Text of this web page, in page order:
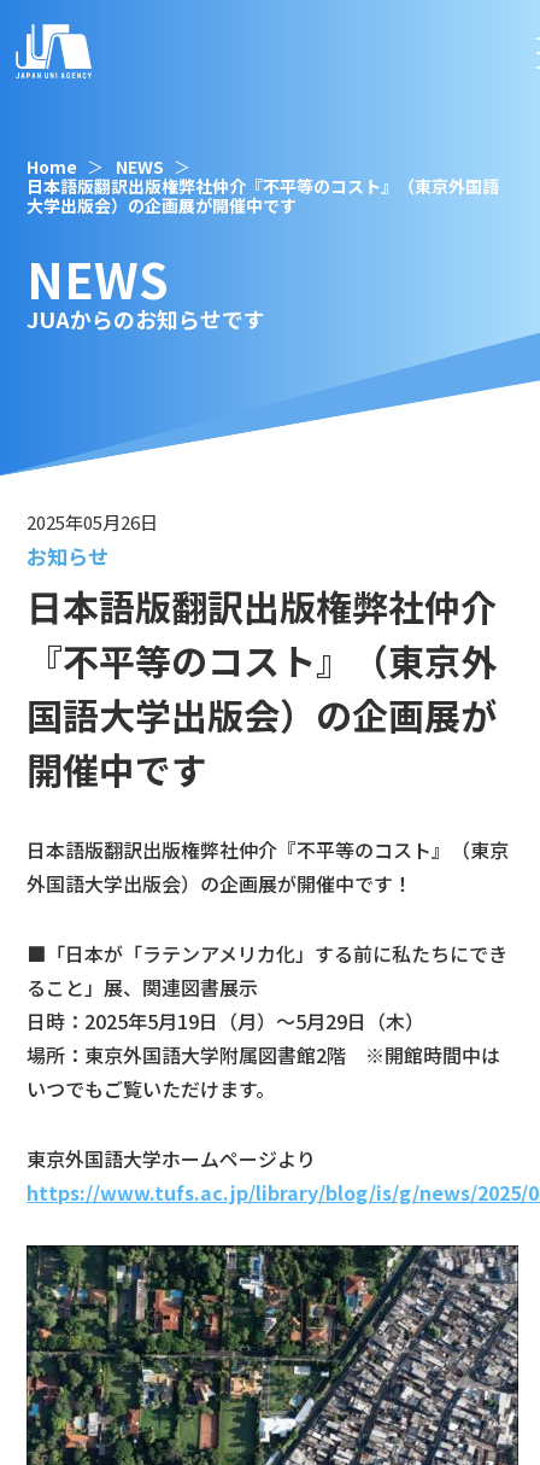
Home
NEWS
日本語版翻訳出版権弊社仲介『不平等のコスト』（東京外国語
大学出版会）の企画展が開催中です
NEWS
JUAからのお知らせです
2025年05月26日
お知らせ
日本語版翻訳出版権弊社仲介
『不平等のコスト』（東京外
国語大学出版会）の企画展が
開催中です
日本語版翻訳出版権弊社仲介『不平等のコスト』（東京
外国語大学出版会）の企画展が開催中です！
■「日本が「ラテンアメリカ化」する前に私たちにでき
ること」展、関連図書展示
日時：2025年5月19日（月）～5月29日（木）
場所：東京外国語大学附属図書館2階 ※開館時間中は
いつでもご覧いただけます。
東京外国語大学ホームページより
https://www.tufs.ac.jp/library/blog/is/g/news/2025/